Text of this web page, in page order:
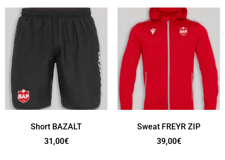
Short BAZALT
31,00€
Sweat FREYR ZIP
39,00€